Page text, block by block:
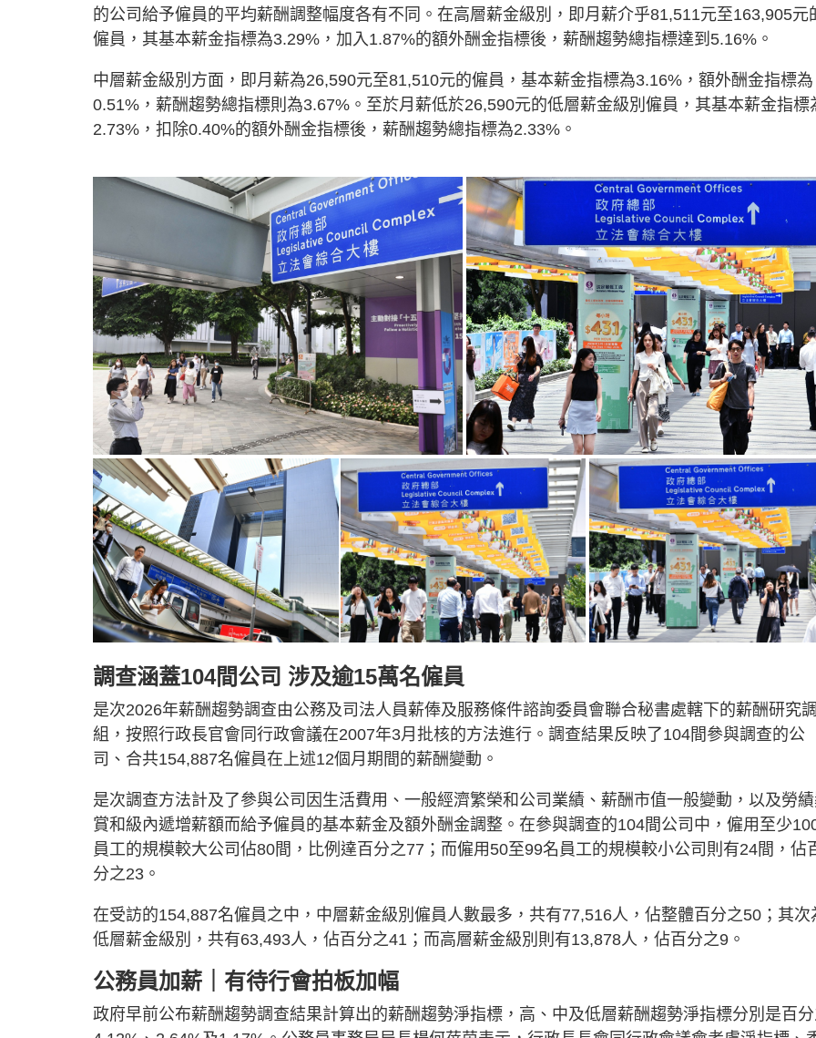
的公司給予僱員的平均薪酬調整幅度各有不同。在高層薪金級別，即月薪介乎81,511元至163,905元
僱員，其基本薪金指標為3.29%，加入1.87%的額外酬金指標後，薪酬趨勢總指標達到5.16%。
中層薪金級別方面，即月薪為26,590元至81,510元的僱員，基本薪金指標為3.16%，額外酬金指標為
0.51%，薪酬趨勢總指標則為3.67%。至於月薪低於26,590元的低層薪金級別僱員，其基本薪金指標
2.73%，扣除0.40%的額外酬金指標後，薪酬趨勢總指標為2.33%。
調查涵蓋104間公司 涉及逾15萬名僱員
是次2026年薪酬趨勢調查由公務及司法人員薪俸及服務條件諮詢委員會聯合秘書處轄下的薪酬研究
組，按照行政長官會同行政會議在2007年3月批核的方法進行。調查結果反映了104間參與調查的公
司、合共154,887名僱員在上述12個月期間的薪酬變動。
是次調查方法計及了參與公司因生活費用、一般經濟繁榮和公司業績、薪酬市值一般變動，以及勞
賞和級內遞增薪額而給予僱員的基本薪金及額外酬金調整。在參與調查的104間公司中，僱用至少
員工的規模較大公司佔80間，比例達百分之77；而僱用50至99名員工的規模較小公司則有24間，佔
分之23。
在受訪的154,887名僱員之中，中層薪金級別僱員人數最多，共有77,516人，佔整體百分之50；其次
低層薪金級別，共有63,493人，佔百分之41；而高層薪金級別則有13,878人，佔百分之9。
公務員加薪｜有待行會拍板加幅
政府早前公布薪酬趨勢調查結果計算出的薪酬趨勢淨指標，高、中及低層薪酬趨勢淨指標分別是百